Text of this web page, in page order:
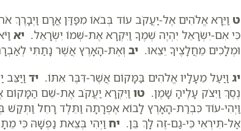
ט וַיֵּרָא אֱלֹהִים אֶל-יַעֲקֹב עוֹד בְּבֹאוֹ מִפַּדַּן אֲרָם וַיְבָרֶךְ
כִּי אִם-יִשְׂרָאֵל יִהְיֶה שְׁמֶךָ וַיִּקְרָא אֶת-שְׁמוֹ יִשְׂרָאֵל. יא
וּמְלָכִים מֵחֲלָצֶיךָ יֵצֵאוּ. יב וְאֶת-הָאָרֶץ אֲשֶׁר נָתַתִּי
יג וַיַּעַל מֵעָלָיו אֱלֹהִים בַּמָּקוֹם אֲשֶׁר-דִּבֶּר אִתּוֹ. יד
נֶסֶךְ וַיִּצֹק עָלֶיהָ שָׁמֶן. טו וַיִּקְרָא יַעֲקֹב אֶת-שֵׁם הַמָּקוֹם
וַיְהִי-עוֹד כִּבְרַת-הָאָרֶץ לָבוֹא אֶפְרָתָה וַתֵּלֶד רָחֵל וַתְּקַשׁ
אַל-תִּירְאִי כִּי-גַם-זֶה לָךְ בֵּן. יח וַיְהִי בְּצֵאת נַפְשָׁהּ כִּי